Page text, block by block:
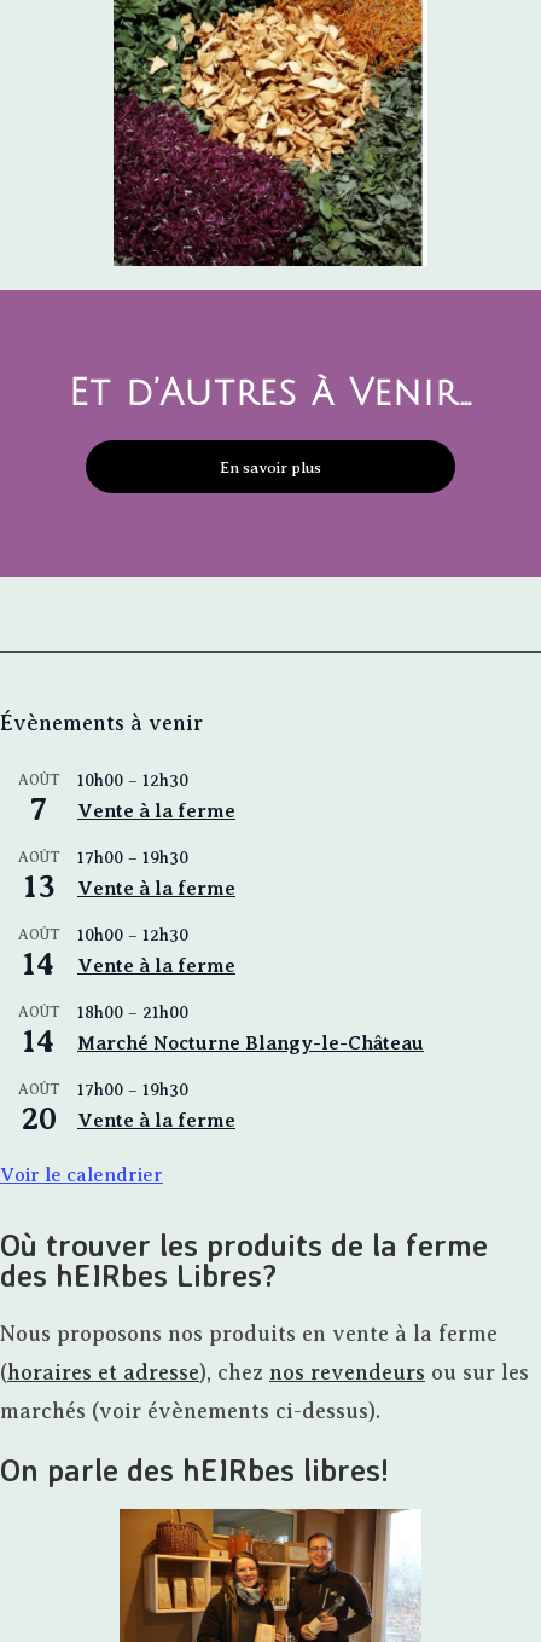
Et d’Autres à Venir…
En savoir plus
Évènements à venir
AOÛT
7
10h00 – 12h30
Vente à la ferme
AOÛT
13
17h00 – 19h30
Vente à la ferme
AOÛT
14
10h00 – 12h30
Vente à la ferme
AOÛT
14
18h00 – 21h00
Marché Nocturne Blangy-le-Château
AOÛT
20
17h00 – 19h30
Vente à la ferme
Voir le calendrier
Où trouver les produits de la ferme
des hEIRbes Libres?
Nous proposons nos produits en vente à la ferme
(horaires et adresse), chez nos revendeurs ou sur les
marchés (voir évènements ci-dessus).
On parle des hEIRbes libres!